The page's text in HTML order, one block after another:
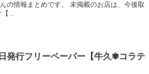
の情報まとめです。 未掲載のお店は、今後取
...
発行フリーペーパー【牛久✾コラテ